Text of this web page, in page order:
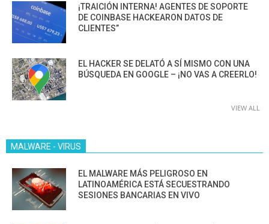
¡TRAICIÓN INTERNA! AGENTES DE SOPORTE
DE COINBASE HACKEARON DATOS DE
CLIENTES”
EL HACKER SE DELATÓ A SÍ MISMO CON UNA
BÚSQUEDA EN GOOGLE – ¡NO VAS A CREERLO!
VIEW ALL
MALWARE - VIRUS
EL MALWARE MÁS PELIGROSO EN
LATINOAMÉRICA ESTÁ SECUESTRANDO
SESIONES BANCARIAS EN VIVO